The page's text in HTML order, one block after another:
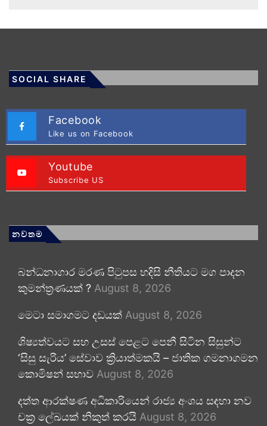
SOCIAL SHARE
Facebook
Like us on Facebook
Youtube
Subscribe US
නවතම
බන්ධනාගාර මරණ පිටුපස හදිසි නීතියට මග පාදන
කුමන්ත්‍රණයක් ? August 8, 2026
මෙටා සමාගමට දඩයක් August 8, 2026
ශිෂ්‍යත්වයට සහ උසස් පෙළට පෙනී සිටින සිසුන්ට
‘සිසු සැරිය’ සේවාව ක්‍රියාත්මකයි – ජාතික ගමනාගමන
කොමිෂන් සභාව August 8, 2026
දත්ත ආරක්ෂණ අධිකාරියෙන් රාජ්‍ය අංශය සඳහා නව
චක්‍ර ලේඛයක් නිකුත් කරයි August 8, 2026